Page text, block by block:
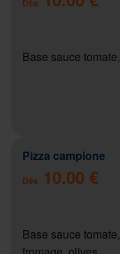
Dès
Base sauce
Pizza campione
Dès 10.00 €
Base sauce